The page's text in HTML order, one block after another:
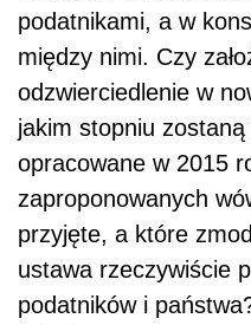
podatnikami, a w
między nimi. Czy
odzwierciedlenie w
jakim stopniu
opracowane w 2015
zaproponowanych
przyjęte, a które
ustawa rzeczywiście
podatników i